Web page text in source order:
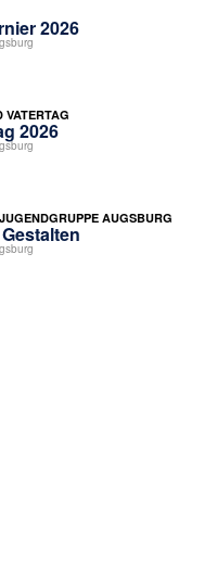
2026
VATERTAG
2026
AUGSBURG